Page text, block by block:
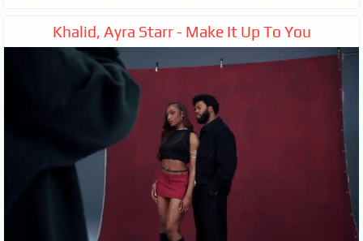
Khalid, Ayra Starr - Make It Up To You